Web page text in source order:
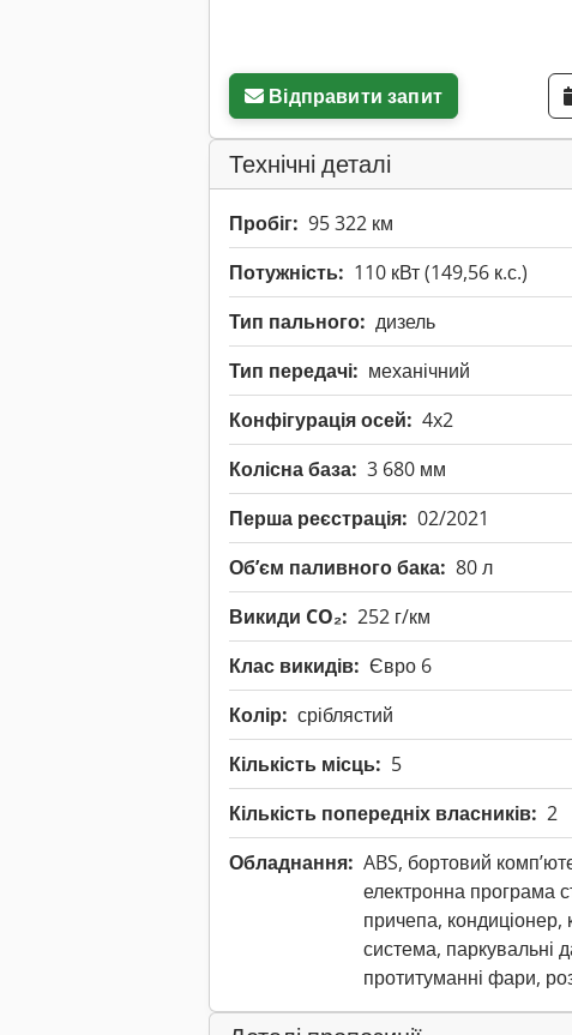
Відправити запит
Технічні деталі
Пробіг: 95 322 км
Потужність: 110 кВт (149,56 к.с.)
Тип пального: дизель
Тип передачі: механічний
Конфігурація осей: 4x2
Колісна база: 3 680 мм
Перша реєстрація: 02/2021
Обʼєм паливного бака: 80 л
Викиди CO₂: 252 г/км
Клас викидів: Євро 6
Колір: сріблястий
Кількість місць: 5
Кількість попередніх власників: 2
Обладнання: ABS, бортовий
електронна програма
причепа, кондиціонер,
система, паркувальні
протитуманні фари,